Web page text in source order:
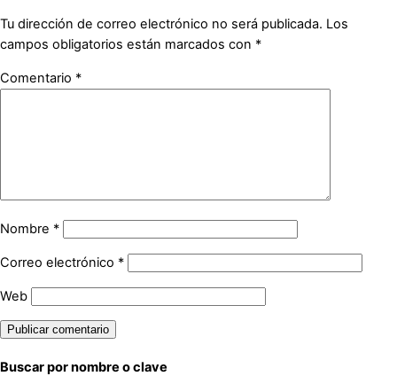
Tu dirección de correo electrónico no será publicada. Los
campos obligatorios están marcados con *
Comentario *
Nombre *
Correo electrónico *
Web
Buscar por nombre o clave